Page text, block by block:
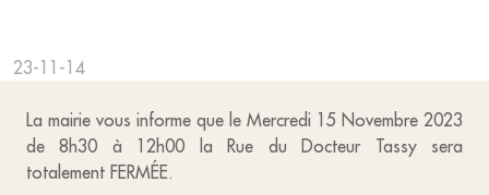
23-11-14
La mairie vous informe que le Mercredi 15 Novembre 2023
de 8h30 à 12h00 la Rue du Docteur Tassy sera
totalement FERMÉE.